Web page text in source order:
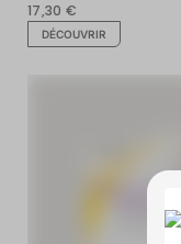
17,30 €
DÉCOUVRIR